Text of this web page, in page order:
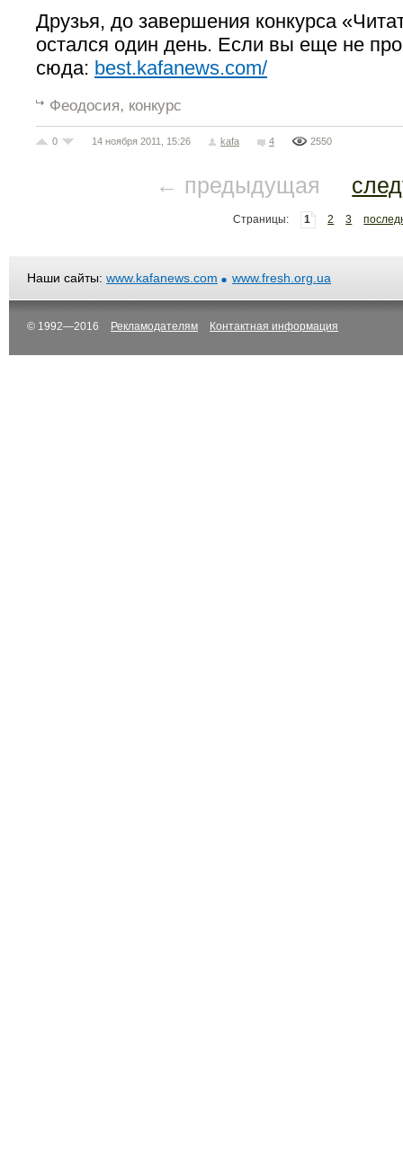
Друзья, до завершения конкурса
остался один день. Если вы еще не
сюда: best.kafanews.com/
Феодосия, конкурс
0 14 ноября 2011, 15:26 kafa 4 2550
← предыдущая
Страницы: 1 2 3
Наши сайты: www.kafanews.com www.fresh.org.ua
© 1992—2016 Рекламодателям Контактная информация